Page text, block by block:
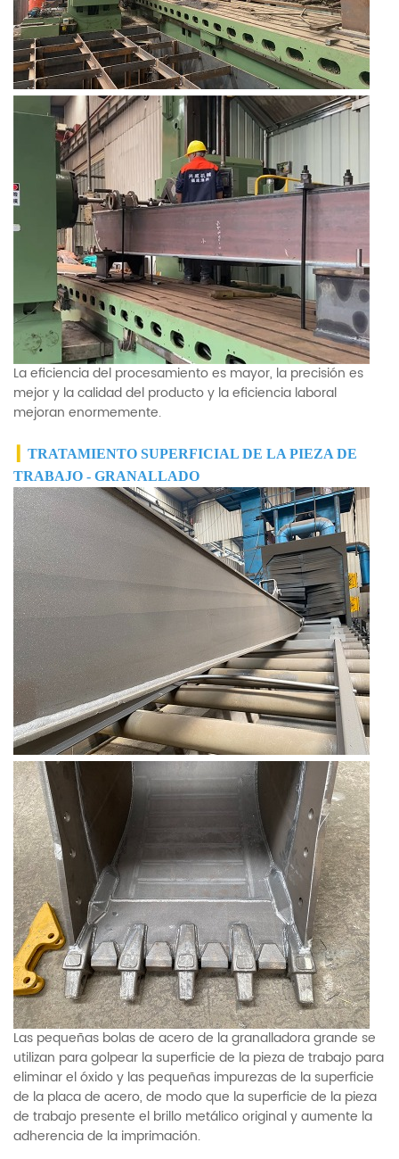
La eficiencia del procesamiento es mayor, la precisión es
mejor y la calidad del producto y la eficiencia laboral
mejoran enormemente.
TRATAMIENTO SUPERFICIAL DE LA PIEZA DE
TRABAJO - GRANALLADO
Las pequeñas bolas de acero de la granalladora grande se
utilizan para golpear la superficie de la pieza de trabajo para
eliminar el óxido y las pequeñas impurezas de la superficie
de la placa de acero, de modo que la superficie de la pieza
de trabajo presente el brillo metálico original y aumente la
adherencia de la imprimación.